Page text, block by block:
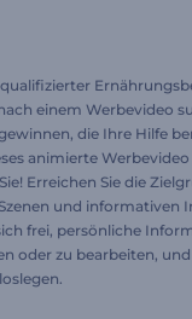
qualifizierter
einem Werbevideo
die Ihre Hilfe
animierte
Erreichen Sie die
und informativen
frei, persönliche
oder zu bearbeiten,